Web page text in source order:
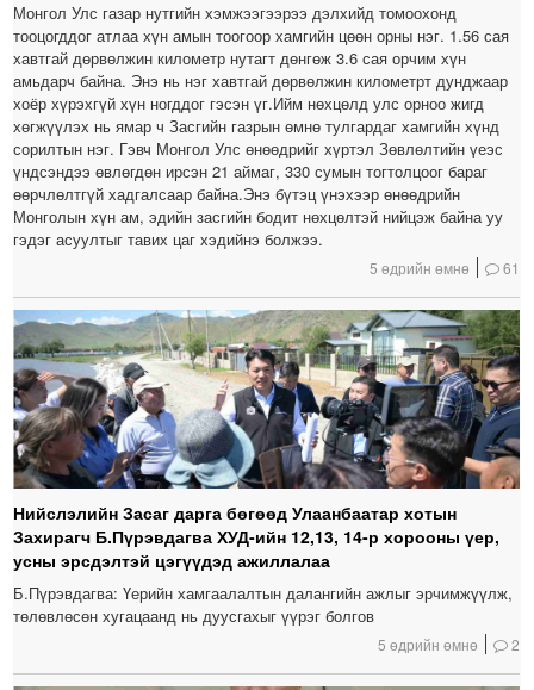
Монгол Улс газар нутгийн хэмжээгээрээ дэлхийд томоохонд
тооцогддог атлаа хүн амын тоогоор хамгийн цөөн орны нэг. 1.56 сая
хавтгай дөрвөлжин километр нутагт дөнгөж 3.6 сая орчим хүн
амьдарч байна. Энэ нь нэг хавтгай дөрвөлжин километрт дунджаар
хоёр хүрэхгүй хүн ногддог гэсэн үг.Ийм нөхцөлд улс орноо жигд
хөгжүүлэх нь ямар ч Засгийн газрын өмнө тулгардаг хамгийн хүнд
сорилтын нэг. Гэвч Монгол Улс өнөөдрийг хүртэл Зөвлөлтийн үеэс
үндсэндээ өвлөгдөн ирсэн 21 аймаг, 330 сумын тогтолцоог бараг
өөрчлөлтгүй хадгалсаар байна.Энэ бүтэц үнэхээр өнөөдрийн
Монголын хүн ам, эдийн засгийн бодит нөхцөлтэй нийцэж байна уу
гэдэг асуултыг тавих цаг хэдийнэ болжээ.
5 өдрийн өмнө 61
Нийслэлийн Засаг дарга бөгөөд Улаанбаатар хотын
Захирагч Б.Пүрэвдагва ХУД-ийн 12,13, 14-р хорооны үер,
усны эрсдэлтэй цэгүүдэд ажиллалаа
Б.Пүрэвдагва: Үерийн хамгаалалтын далангийн ажлыг эрчимжүүлж,
төлөвлөсөн хугацаанд нь дуусгахыг үүрэг болгов
5 өдрийн өмнө 2